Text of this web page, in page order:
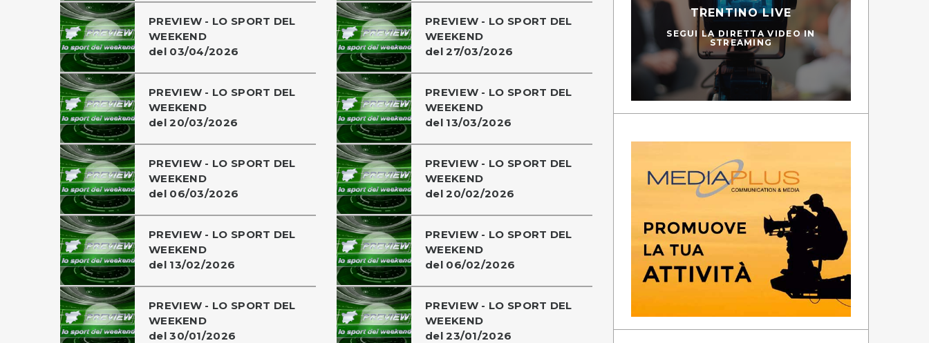
PREVIEW - LO SPORT DEL
WEEKEND
del 03/04/2026
PREVIEW - LO SPORT DEL
WEEKEND
del 27/03/2026
PREVIEW - LO SPORT DEL
WEEKEND
del 20/03/2026
PREVIEW - LO SPORT DEL
WEEKEND
del 13/03/2026
PREVIEW - LO SPORT DEL
WEEKEND
del 06/03/2026
PREVIEW - LO SPORT DEL
WEEKEND
del 20/02/2026
PREVIEW - LO SPORT DEL
WEEKEND
del 13/02/2026
PREVIEW - LO SPORT DEL
WEEKEND
del 06/02/2026
PREVIEW - LO SPORT DEL
WEEKEND
del 30/01/2026
PREVIEW - LO SPORT DEL
WEEKEND
del 23/01/2026
TRENTINO LIVE
SEGUI LA DIRETTA VIDEO IN
STREAMING